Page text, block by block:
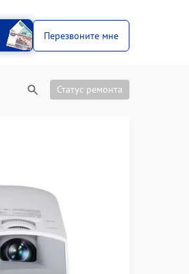
Перезвоните мне
Статус ремонта